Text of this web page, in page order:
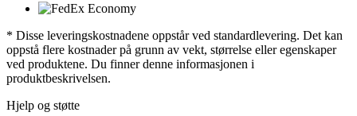
* Disse leveringskostnadene oppstår ved standardlevering. Det kan
oppstå flere kostnader på grunn av vekt, størrelse eller egenskaper
ved produktene. Du finner denne informasjonen i
produktbeskrivelsen.
Hjelp og støtte